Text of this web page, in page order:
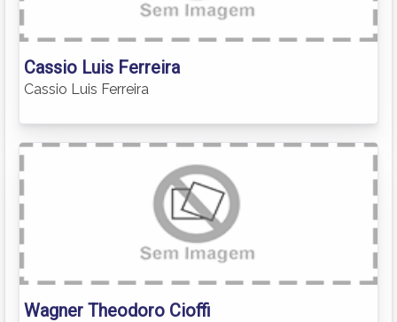
Cassio Luis Ferreira
Cassio Luis Ferreira
Wagner Theodoro Cioffi